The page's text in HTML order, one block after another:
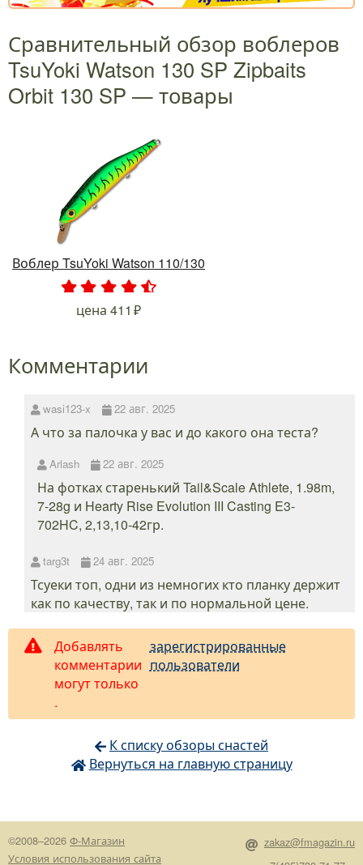
Сравнительный обзор воблеров
TsuYoki Watson 130 SP Zipbaits
Orbit 130 SP — товары
Воблер TsuYoki Watson 110/130
. .
цена 411
Комментарии
wasi123-x 22 авг. 2025
А что за палочка у вас и до какого она теста?
Arlash 22 авг. 2025
На фотках старенький Tail&Scale Athlete, 1.98m,
7-28g и Hearty Rise Evolution III Casting E3-
702HC, 2,13,10-42гр.
targ3t 24 авг. 2025
Тсуеки топ, одни из немногих кто планку держит
как по качеству, так и по нормальной цене.
Добавлять
комментарии
могут только
зарегистрированные
пользователи
.
К списку обзоры снастей
Вернуться на главную страницу
©2008–2026 Ф-Магазин
Условия использования сайта
zakaz@fmagazin.ru